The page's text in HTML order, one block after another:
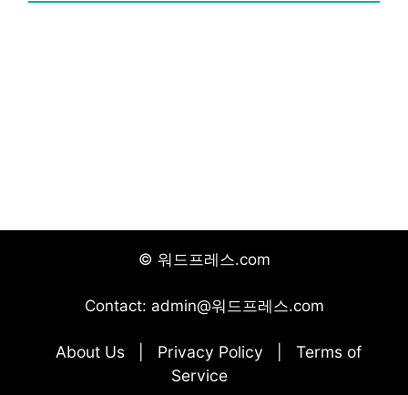
© 워드프레스.com
Contact: admin@워드프레스.com
About Us Privacy Policy
Terms of
Service